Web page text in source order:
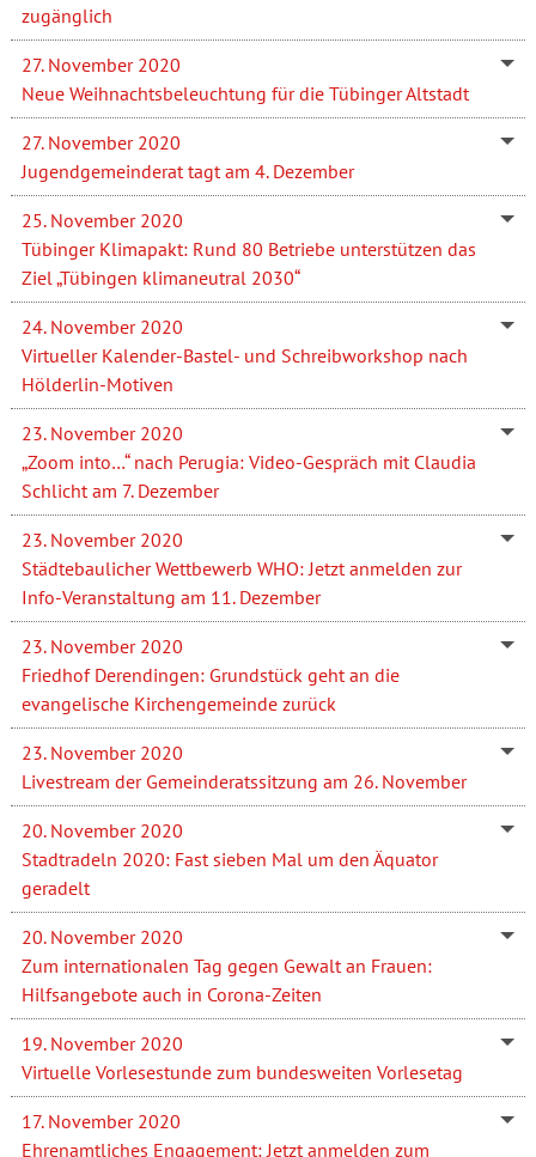
zugänglich
27. November 2020
Neue Weihnachtsbeleuchtung für die Tübinger Altstadt
27. November 2020
Jugendgemeinderat tagt am 4. Dezember
25. November 2020
Tübinger Klimapakt: Rund 80 Betriebe unterstützen das
Ziel „Tübingen klimaneutral 2030“
24. November 2020
Virtueller Kalender-Bastel- und Schreibworkshop nach
Hölderlin-Motiven
23. November 2020
„Zoom into…“ nach Perugia: Video-Gespräch mit Claudia
Schlicht am 7. Dezember
23. November 2020
Städtebaulicher Wettbewerb WHO: Jetzt anmelden zur
Info-Veranstaltung am 11. Dezember
23. November 2020
Friedhof Derendingen: Grundstück geht an die
evangelische Kirchengemeinde zurück
23. November 2020
Livestream der Gemeinderatssitzung am 26. November
20. November 2020
Stadtradeln 2020: Fast sieben Mal um den Äquator
geradelt
20. November 2020
Zum internationalen Tag gegen Gewalt an Frauen:
Hilfsangebote auch in Corona-Zeiten
19. November 2020
Virtuelle Vorlesestunde zum bundesweiten Vorlesetag
17. November 2020
Ehrenamtliches Engagement: Jetzt anmelden zum